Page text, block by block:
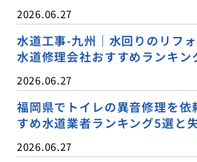
2026.06.27
水道工事-九州｜水回りのリフ
水道修理会社おすすめランキン
2026.06.27
福岡県でトイレの異音修理を依
すめ水道業者ランキング5選と
2026.06.27